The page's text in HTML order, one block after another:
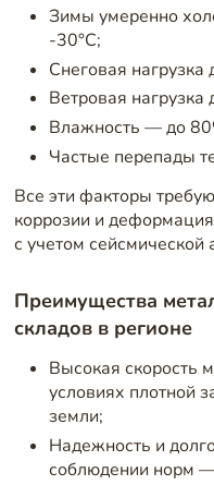
Зимы умеренно
-30°C;
Снеговая нагрузка
Ветровая нагрузка
Влажность — до
Частые перепады
Все эти факторы
коррозии и
с учетом сейсмической
Преимущества
складов в регионе
Высокая скорость
условиях плотной
земли;
Надежность и
соблюдении норм